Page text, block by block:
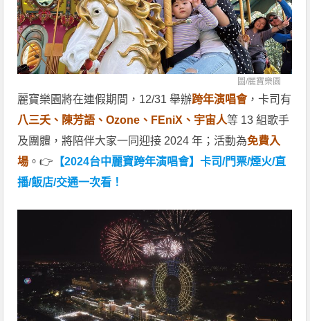
圖/麗寶樂園
麗寶樂園將在連假期間，12/31 舉辦跨年演唱會，卡司有
八三夭、陳芳語、Ozone、FEniX、宇宙人等 13 組歌手
及團體，將陪伴大家一同迎接 2024 年；活動為免費入
場 。👉 【2024台中麗寶跨年演唱會】卡司/門票/煙火/直
播/飯店/交通一次看！